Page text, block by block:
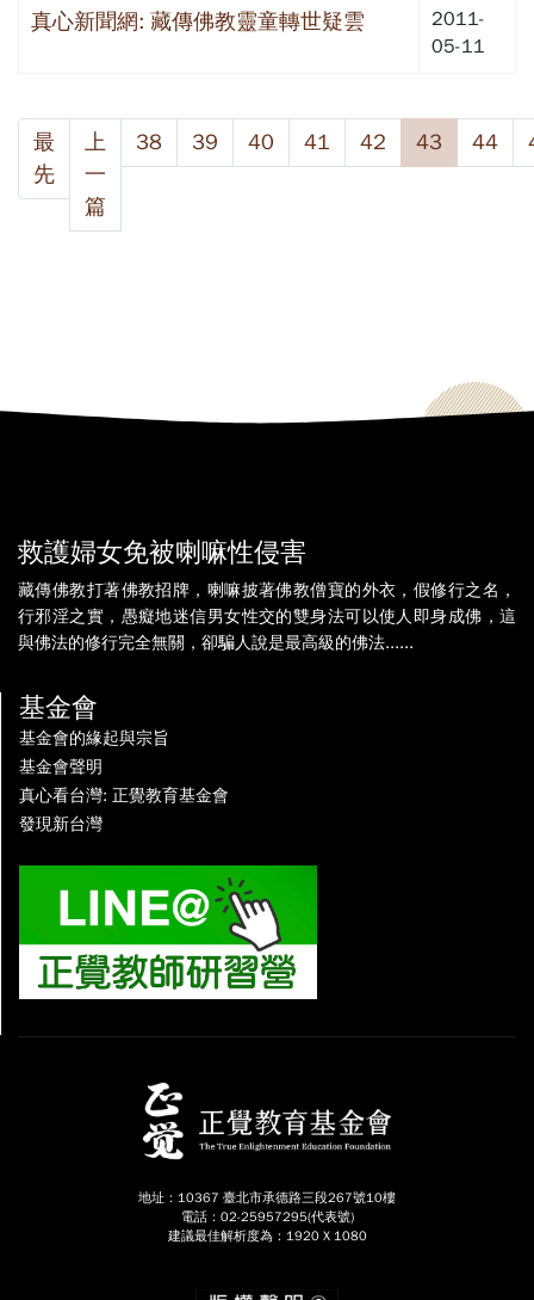
真心新聞網: 藏傳佛教靈童轉世疑雲
2011-
05-11
最
先
上
一
篇
38 39 40 41 42 43 44
救護婦女免被喇嘛性侵害
藏傳佛教打著佛教招牌，喇嘛披著佛教僧寶的外衣，假修行之名，
行邪淫之實，愚癡地迷信男女性交的雙身法可以使人即身成佛，這
與佛法的修行完全無關，卻騙人說是最高級的佛法......
基金會
基金會的緣起與宗旨
基金會聲明
真心看台灣: 正覺教育基金會
發現新台灣
地址：10367 臺北市承德路三段267號10樓
電話：02-25957295(代表號)
建議最佳解析度為：1920 X 1080